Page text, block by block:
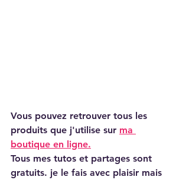
Vous pouvez retrouver tous les
produits que j'utilise sur ma
boutique en ligne.
Tous mes tutos et partages sont
gratuits. je le fais avec plaisir mais